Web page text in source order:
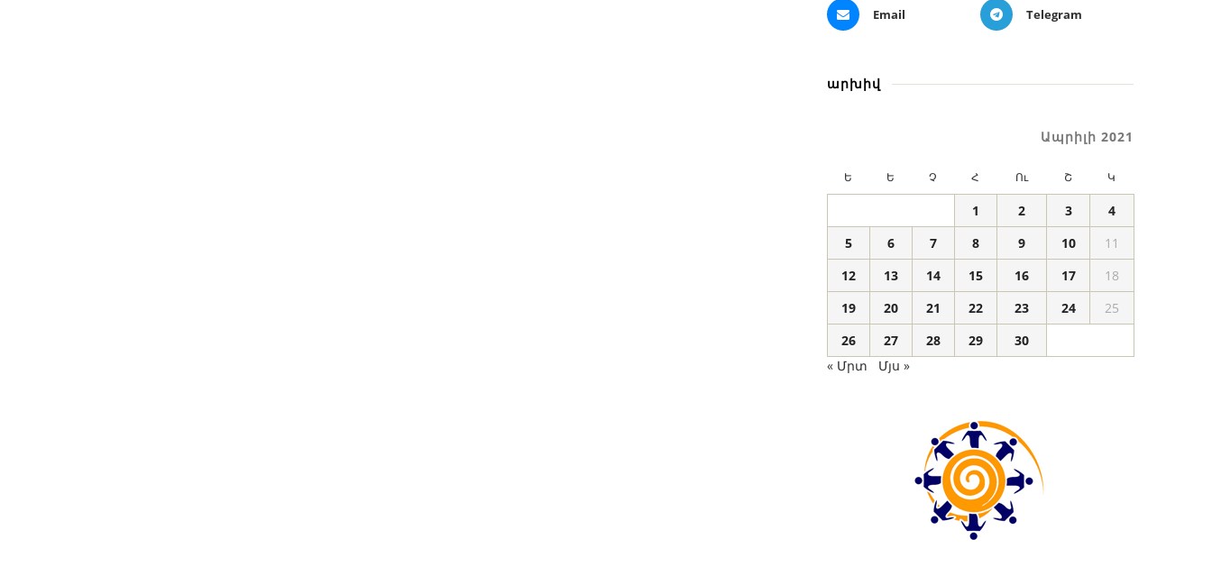
Email Telegram
արխիվ
Ապրիլի 2021
Ե Ե Չ Հ Ու Շ Կ
1 2 3
4
5
6 7 8 9 10
11
12
13 14 15 16 17
18
19
20 21 22 23 24
25
26
27 28 29
30
« Մրտ
Մյս »